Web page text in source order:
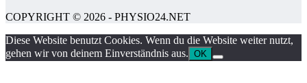
COPYRIGHT © 2026 - PHYSIO24.NET
Diese Website benutzt Cookies. Wenn du die Website weiter nutzt,
gehen wir von deinem Einverständnis aus. OK